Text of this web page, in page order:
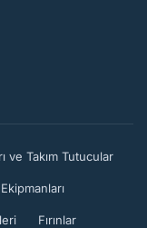
ve Takım Tutucular
Fırınlar